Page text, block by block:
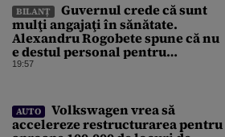
BILANȚ
Guvernul crede că sunt
mulţi angajaţi în sănătate.
Alexandru Rogobete spune că nu
e destul personal pentru
combaterea infecţiilor
19:57
AUTO
Volkswagen vrea să
accelereze restructurarea pentru